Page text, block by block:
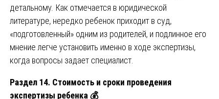
детальному. Как отмечается в юридической
литературе, нередко ребенок приходит в суд,
«подготовленный» одним из родителей, и подлинное его
мнение легче установить именно в ходе экспертизы,
когда вопросы задает специалист.
Раздел 14. Стоимость и сроки проведения
экспертизы ребенка 💰